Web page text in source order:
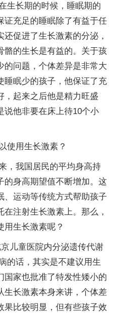
生长期的时候，睡眠期的
证充足的睡眠除了有益于任
促进了生长激素的分泌，
骼的生长是有益的。关于孩
的问题，个体差异是非常大
睡眠少的孩子，他保证了充
，起来之后他是精力旺盛
说他非要在床上待10个小
使用生长激素？
，我国居民的平均身高持
的身高期望值不断增加。这
、运动等传统方式帮助孩子
注射生长激素上。那么，
用生长激素呢？
儿童医院内分泌遗传代谢
的话，其实是不建议用生
国家也批准了特发性矮小的
生长激素本身来讲，个体差
果比较明显，但有些孩子效